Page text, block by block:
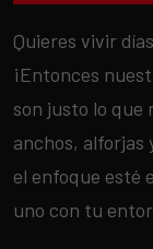
Quieres vivir
¡Entonces
son justo lo que
anchos, alforjas
el enfoque esté
uno con tu